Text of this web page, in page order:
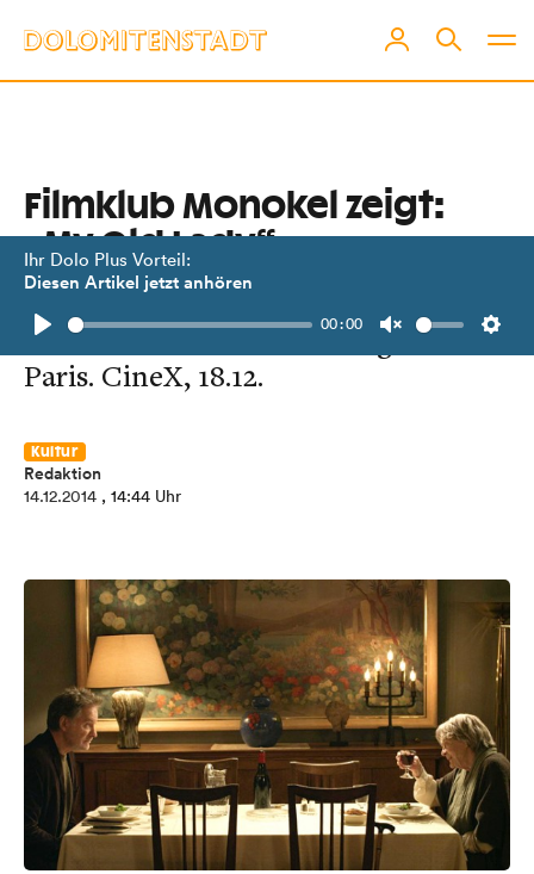
Ihr Dolo Plus Vorteil:
Diesen Artikel jetzt anhören
Play
00:00
Unmute
Filmklub Monokel zeigt:
„My Old Lady“
Eine feinfühlige, charmante Komödie
über eine Erbschaft mit Folgen in
Paris. CineX, 18.12.
Kultur
Redaktion
14.12.2014 , 14:44 Uhr